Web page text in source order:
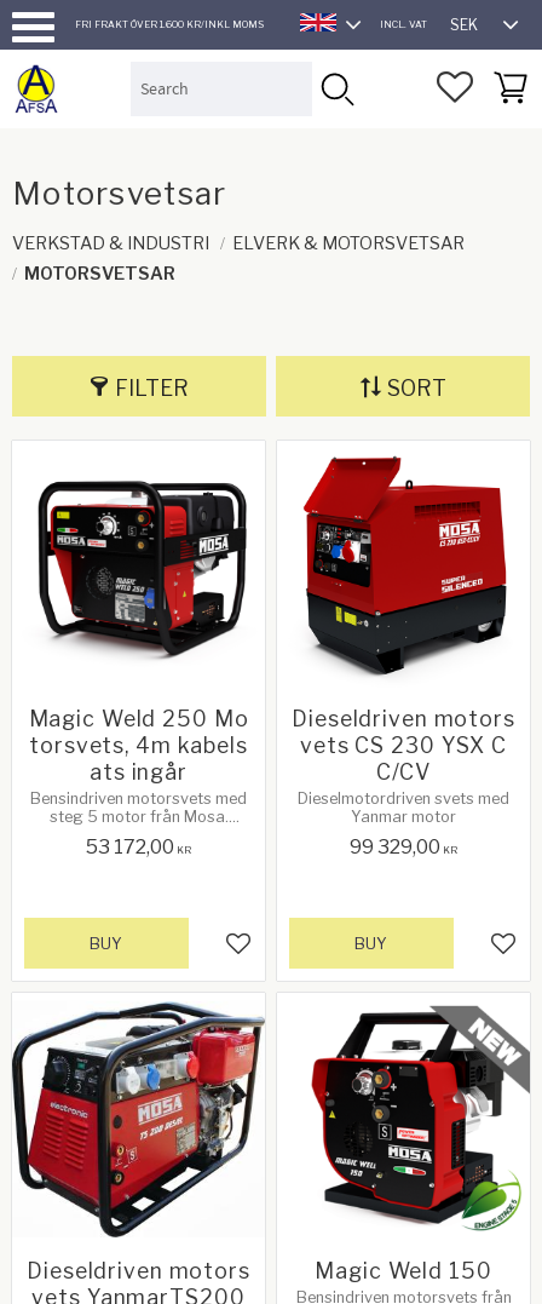
Menu
FRI FRAKT ÖVER 1.600 KR/INKL MOMS
ENGLISH
INCL. VAT SEK
Motorsvetsar
VERKSTAD & INDUSTRI
ELVERK & MOTORSVETSAR
MOTORSVETSAR
FILTER SORT
Magic Weld 250 Mo
torsvets, 4m kabels
ats ingår
Bensindriven motorsvets med
steg 5 motor från Mosa.
53 172,00 KR
Add to favorites
BUY
Dieseldriven motors
vets CS 230 YSX C
C/CV
Dieselmotordriven svets med
Yanmar motor
99 329,00 KR
BUY
Dieseldriven motors
vets YanmarTS200
Magic Weld 150
Bensindriven motorsvets från